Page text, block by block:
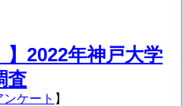
】2022年神戸大学
査
ケート 】